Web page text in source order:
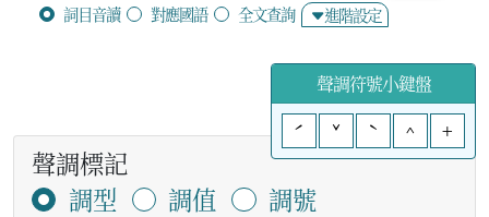
詞目音讀 對應國語 全文查詢 進階設定
聲調符號小鍵盤
ˊ
ˇ ˋ ^ +
聲調標記
調型
調值
調號